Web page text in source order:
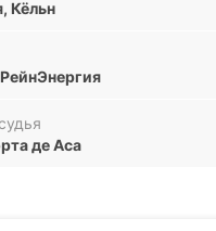
За это время
всего один, что
более
поражения. За тот же
Кёльн
де Аса